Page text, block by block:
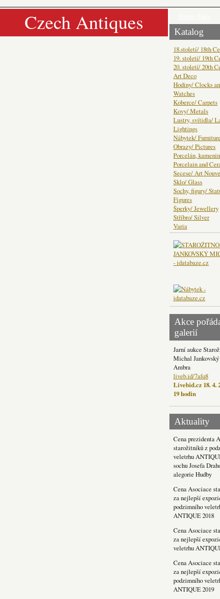
Czech Antiques Katalog
18.století/ 18th
19. století/ 19th
20. století/ 20th
Art Deco
Hodiny/ Clocks
Watches
Koberce/ Carpets
Kovy/ Metals
Lustry, svítidla/
Lightings
Nábytek/
Obrazy/ Pictures
Porcelán,
Porcelain and
Secese/ Art
Sklo/ Glass
Sochy, figury/
Figures
Šperky/ Jewellery
Stříbro/ Silver
Varia
Akce
galerií
Jarní aukce
Michal
Ambra
liveb.id/7afq8
Livebid.cz 18. 4.
19 hodin
Aktuality
Cena prezidenta
starožitníků z
veletrhu
sochu Josefa
alegorie Hudby
Cena Asociace
za nejlepší
podzimního
ANTIQUE 2018
Cena Asociace
za nejlepší
veletrhu
Cena Asociace
za nejlepší
podzimního
ANTIQUE 2019